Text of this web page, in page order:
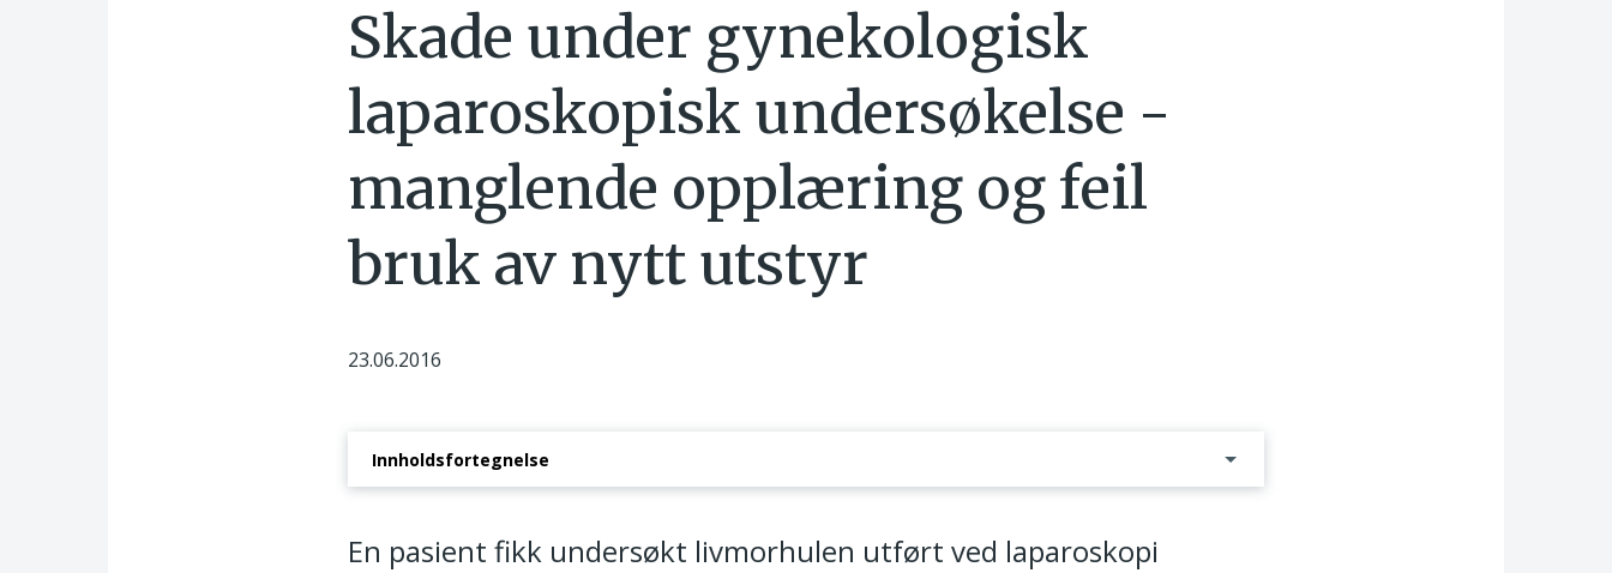
Skade under gynekologisk
laparoskopisk undersøkelse -
manglende opplæring og feil
bruk av nytt utstyr
23.06.2016
Innholdsfortegnelse
En pasient fikk undersøkt livmorhulen utført ved laparoskopi